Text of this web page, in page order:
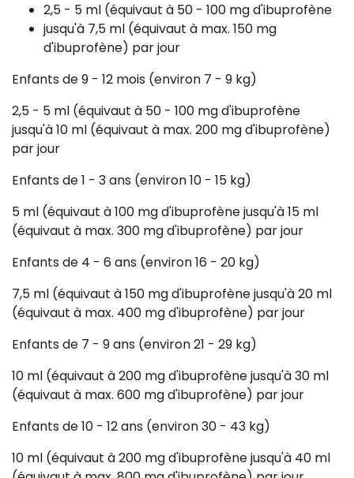
2,5 - 5 ml (équivaut à 50 - 100 mg d'ibuprofène
jusqu'à 7,5 ml (équivaut à max. 150 mg
d'ibuprofène) par jour
Enfants de 9 - 12 mois (environ 7 - 9 kg)
2,5 - 5 ml (équivaut à 50 - 100 mg d'ibuprofène
jusqu'à 10 ml (équivaut à max. 200 mg d'ibuprofène)
par jour
Enfants de 1 - 3 ans (environ 10 - 15 kg)
5 ml (équivaut à 100 mg d'ibuprofène jusqu'à 15 ml
(équivaut à max. 300 mg d'ibuprofène) par jour
Enfants de 4 - 6 ans (environ 16 - 20 kg)
7,5 ml (équivaut à 150 mg d'ibuprofène jusqu'à 20 ml
(équivaut à max. 400 mg d'ibuprofène) par jour
Enfants de 7 - 9 ans (environ 21 - 29 kg)
10 ml (équivaut à 200 mg d'ibuprofène jusqu'à 30 ml
(équivaut à max. 600 mg d'ibuprofène) par jour
Enfants de 10 - 12 ans (environ 30 - 43 kg)
10 ml (équivaut à 200 mg d'ibuprofène jusqu'à 40 ml